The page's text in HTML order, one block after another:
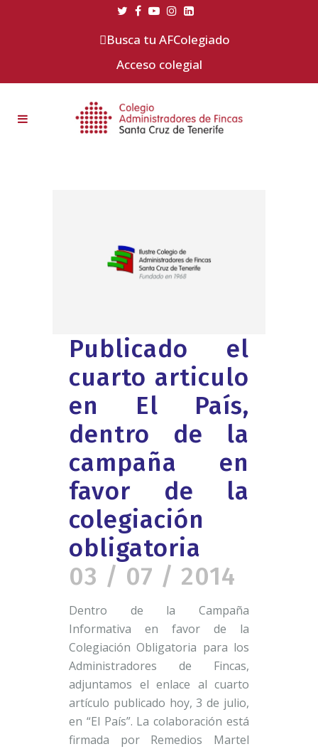
Busca tu AFColegiado
Acceso colegial
03 / 07 / 2014
Publicado el
cuarto articulo
en El País,
dentro de la
campaña en
favor de la
colegiación
obligatoria
Dentro de la Campaña
Informativa en favor de la
Colegiación Obligatoria para los
Administradores de Fincas,
adjuntamos el enlace al cuarto
artículo publicado hoy, 3 de julio,
en “El País”. La colaboración está
firmada por Remedios Martel